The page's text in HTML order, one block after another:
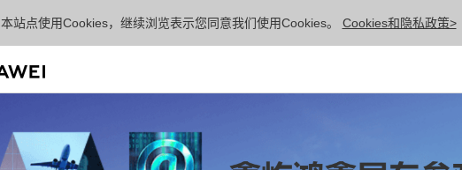
本站点使用Cookies，继续浏览表示您同意我们使用Cookies。 Cookies和隐私政策>